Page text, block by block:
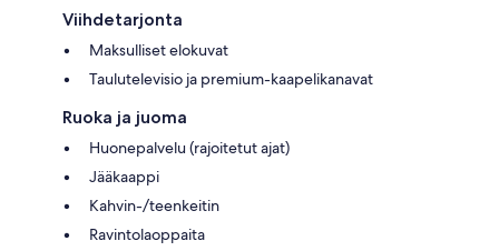
Viihdetarjonta
Maksulliset elokuvat
Taulutelevisio ja premium-kaapelikanavat
Ruoka ja juoma
Huonepalvelu (rajoitetut ajat)
Jääkaappi
Kahvin-/teenkeitin
Ravintolaoppaita